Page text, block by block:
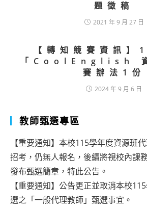
題徵稿
2021 年 9 月 27 日
【轉知競賽資訊】
「CoolEnglish 資
賽辦法1份
2024 年 9 月 6 日
教師甄選專區
【重要通知】本校115學年度資源班
招考，仍無人報名，後續將視校內課
發布甄選簡章，特此公告。
【重要通知】公告更正並取消本校
選之「一般代理教師」甄選事宜。